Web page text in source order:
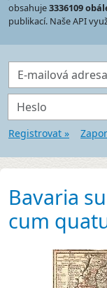
obsahuje3336109
publikací. Naše API
E-mailová adresa
Heslo
Registrovat »
Bavaria
cum